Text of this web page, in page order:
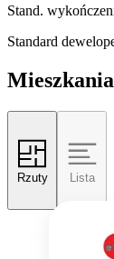
Stand.
Standard
Rzuty Lista